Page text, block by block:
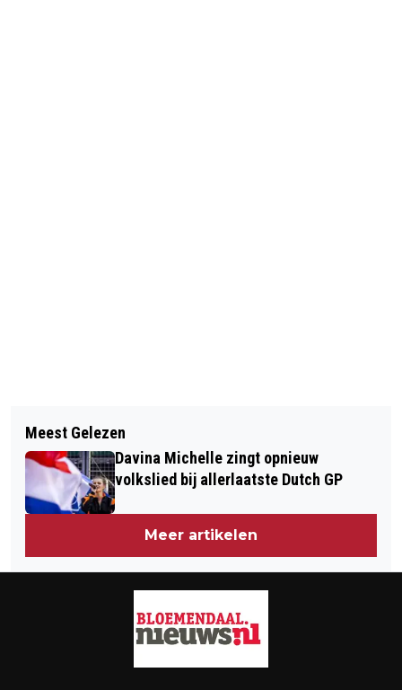
GLUREN BIJ DE BUREN SLUIT
INSCHRIJVINGEN BINNENKORT
OPNIEUW SCOOTERONGEVAL OP DE
ZEEWEG BLOEMENDAAL
Meest Gelezen
Davina Michelle zingt opnieuw
volkslied bij allerlaatste Dutch GP
Meer artikelen